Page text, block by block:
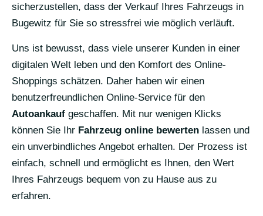
sicherzustellen, dass der Verkauf Ihres Fahrzeugs in
Bugewitz für Sie so stressfrei wie möglich verläuft.
Uns ist bewusst, dass viele unserer Kunden in einer
digitalen Welt leben und den Komfort des Online-
Shoppings schätzen. Daher haben wir einen
benutzerfreundlichen Online-Service für den
Autoankauf geschaffen. Mit nur wenigen Klicks
können Sie Ihr Fahrzeug online bewerten lassen und
ein unverbindliches Angebot erhalten. Der Prozess ist
einfach, schnell und ermöglicht es Ihnen, den Wert
Ihres Fahrzeugs bequem von zu Hause aus zu
erfahren.